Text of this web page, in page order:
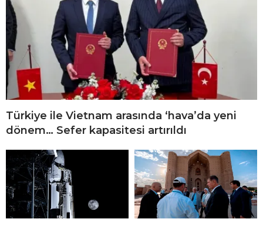
Türkiye ile Vietnam arasında ‘hava’da yeni
dönem… Sefer kapasitesi artırıldı